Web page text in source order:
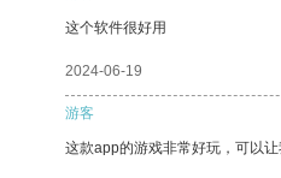
这个软件很好用
2024-06-19
游客
这款app的游戏非常好玩，可以让